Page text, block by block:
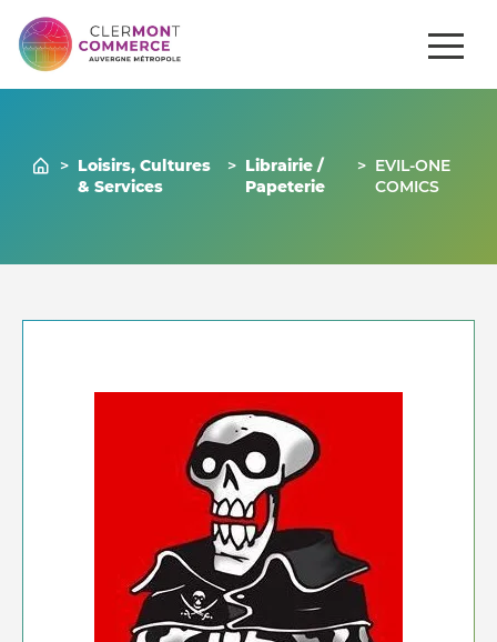
> Loisirs, Cultures
& Services
> Librairie /
Papeterie
> EVIL-ONE
COMICS